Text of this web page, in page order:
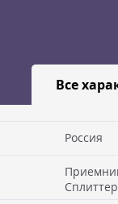
Все
Россия
Сплиттер